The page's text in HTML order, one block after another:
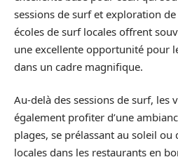
sessions de surf et exploration
écoles de surf locales offrent
une excellente opportunité pour
dans un cadre magnifique.
Au-delà des sessions de surf, les
également profiter d’une
plages, se prélassant au soleil ou
locales dans les restaurants en